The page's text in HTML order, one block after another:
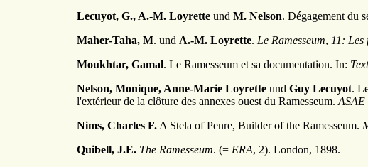
Lecuyot, G., A.-M. Loyrette und M. Nelson. Dégagement du
Maher-Taha, M. und A.-M. Loyrette. Le Ramesseum, 11: Les
Moukhtar, Gamal. Le Ramesseum et sa documentation. In:
Nelson, Monique, Anne-Marie Loyrette und Guy Lecuyot.
l'extérieur de la clôture des annexes ouest du Ramesseum. ASAE
Nims, Charles F. A Stela of Penre, Builder of the Ramesseum.
Quibell, J.E. The Ramesseum. (= ERA, 2). London, 1898.